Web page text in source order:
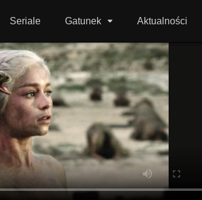
Seriale Gatunek Aktualności